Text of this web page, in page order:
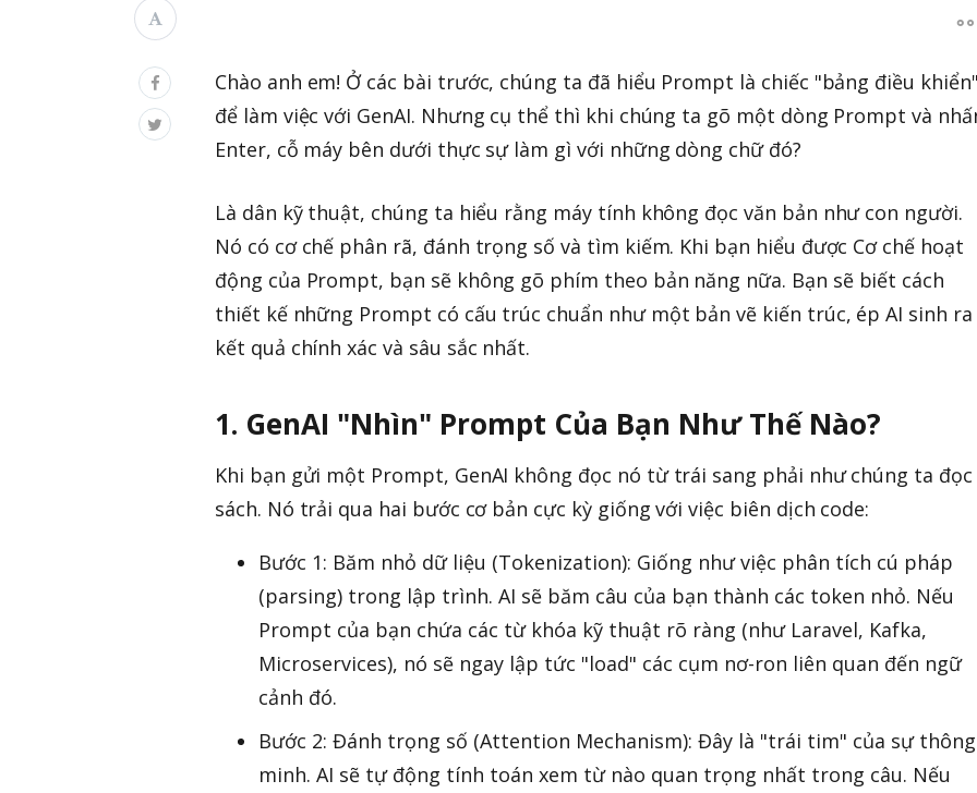
Chào anh em! Ở các bài trước, chúng ta đã hiểu Prompt là chiếc "bảng điều
để làm việc với GenAI. Nhưng cụ thể thì khi chúng ta gõ một dòng Prompt và
Enter, cỗ máy bên dưới thực sự làm gì với những dòng chữ đó?
Là dân kỹ thuật, chúng ta hiểu rằng máy tính không đọc văn bản như con người.
Nó có cơ chế phân rã, đánh trọng số và tìm kiếm. Khi bạn hiểu được Cơ chế hoạt
động của Prompt, bạn sẽ không gõ phím theo bản năng nữa. Bạn sẽ biết cách
thiết kế những Prompt có cấu trúc chuẩn như một bản vẽ kiến trúc, ép AI sinh ra
kết quả chính xác và sâu sắc nhất.
1. GenAI "Nhìn" Prompt Của Bạn Như Thế Nào?
Khi bạn gửi một Prompt, GenAI không đọc nó từ trái sang phải như chúng ta đọc
sách. Nó trải qua hai bước cơ bản cực kỳ giống với việc biên dịch code:
Bước 1: Băm nhỏ dữ liệu (Tokenization): Giống như việc phân tích cú pháp
(parsing) trong lập trình. AI sẽ băm câu của bạn thành các token nhỏ. Nếu
Prompt của bạn chứa các từ khóa kỹ thuật rõ ràng (như Laravel, Kafka,
Microservices), nó sẽ ngay lập tức "load" các cụm nơ-ron liên quan đến ngữ
cảnh đó.
Bước 2: Đánh trọng số (Attention Mechanism): Đây là "trái tim" của sự thông
minh. AI sẽ tự động tính toán xem từ nào quan trọng nhất trong câu. Nếu